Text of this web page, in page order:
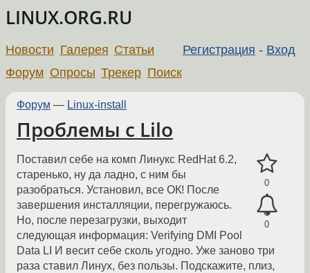
LINUX.ORG.RU
Регистрация - Вход
Новости Галерея Статьи
Форум Опросы Трекер Поиск
Форум — Linux-install
Проблемы с Lilo
0
0
Поставил себе на комп Линукс RedHat 6.2,
старенько, ну да ладно, с ним бы
разобраться. Установил, все ОК! После
завершения инсталляции, перегружаюсь.
Но, после перезагрузки, выходит
следующая информация: Verifying DMI Pool
Data LI И весит себе сколь угодно. Уже заново три
раза ставил Линух, без пользы. Подскажите, плиз,